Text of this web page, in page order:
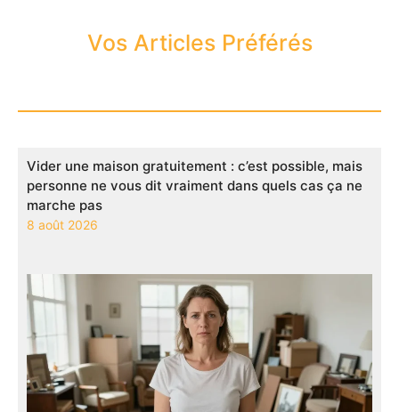
Vos Articles Préférés
Vider une maison gratuitement : c’est possible, mais
personne ne vous dit vraiment dans quels cas ça ne
marche pas
8 août 2026